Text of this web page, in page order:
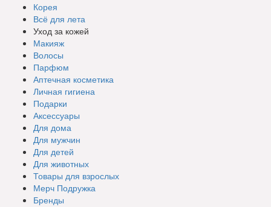
Корея
Всё для лета
Уход за кожей
Макияж
Волосы
Парфюм
Аптечная косметика
Личная гигиена
Подарки
Аксессуары
Для дома
Для мужчин
Для детей
Для животных
Товары для взрослых
Мерч Подружка
Бренды